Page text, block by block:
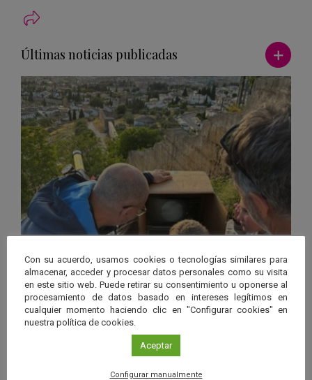
Últimas noticias publicadas Ver más
Andalucía se prepara para el eclipse
solar de 2027, el primero total en la
región en más de un siglo
Con su acuerdo, usamos cookies o tecnologías similares para
almacenar, acceder y procesar datos personales como su visita
en este sitio web. Puede retirar su consentimiento u oponerse al
procesamiento de datos basado en intereses legítimos en
cualquier momento haciendo clic en "Configurar cookies" en
nuestra política de cookies.
Aceptar
Configurar manualmente